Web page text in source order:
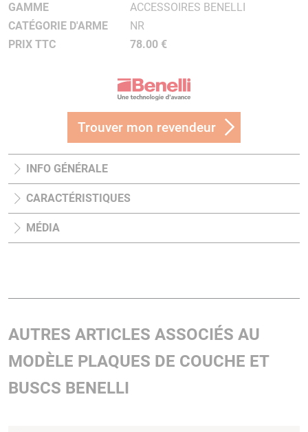
GAMME
ACCESSOIRES BENELLI
CATÉGORIE D'ARME
NR
PRIX TTC
78.00 €
Trouver mon revendeur
INFO GÉNÉRALE
CARACTÉRISTIQUES
MÉDIA
AUTRES ARTICLES ASSOCIÉS AU
MODÈLE PLAQUES DE COUCHE ET
BUSCS BENELLI